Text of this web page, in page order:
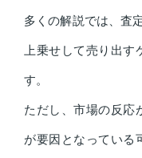
多くの解説では、査
上乗せして売り出
す。
ただし、市場の反応
が要因となっている